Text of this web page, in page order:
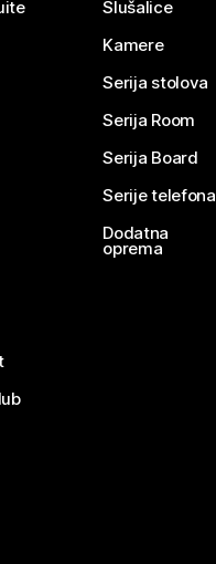
Slušalice
Kamere
Serija stolova
Serija Room
Serija Board
Serije telefona
Dodatna
oprema